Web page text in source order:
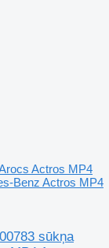
Actros MP4
Benz Actros MP4
sūkņa